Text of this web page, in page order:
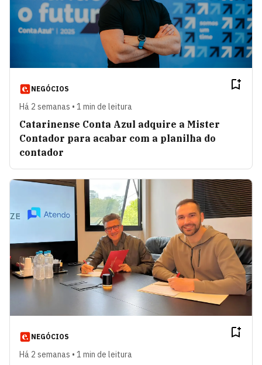
NEGÓCIOS
Há 2 semanas • 1 min de leitura
Catarinense Conta Azul adquire a Mister
Contador para acabar com a planilha do
contador
NEGÓCIOS
Há 2 semanas • 1 min de leitura